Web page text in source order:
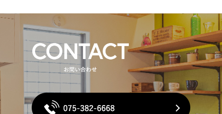
かしたご提案でお客様目線で全
力でサポート致します。
きっとお力になります！宜しく
お願い致します♪